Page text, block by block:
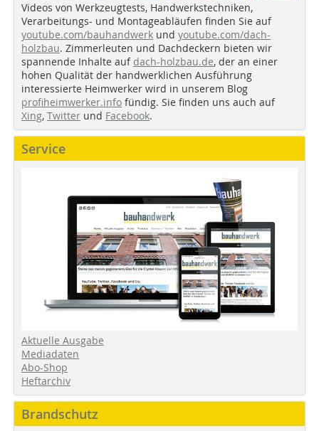
Videos von Werkzeugtests, Handwerkstechniken,
Verarbeitungs- und Montageabläufen finden Sie auf
youtube.com/bauhandwerk und youtube.com/dach-
holzbau. Zimmerleuten und Dachdeckern bieten wir
spannende Inhalte auf dach-holzbau.de, der an einer
hohen Qualität der handwerklichen Ausführung
interessierte Heimwerker wird in unserem Blog
profiheimwerker.info fündig. Sie finden uns auch auf
Xing, Twitter und Facebook.
Service
Aktuelle Ausgabe
Mediadaten
Abo-Shop
Heftarchiv
Brandschutz